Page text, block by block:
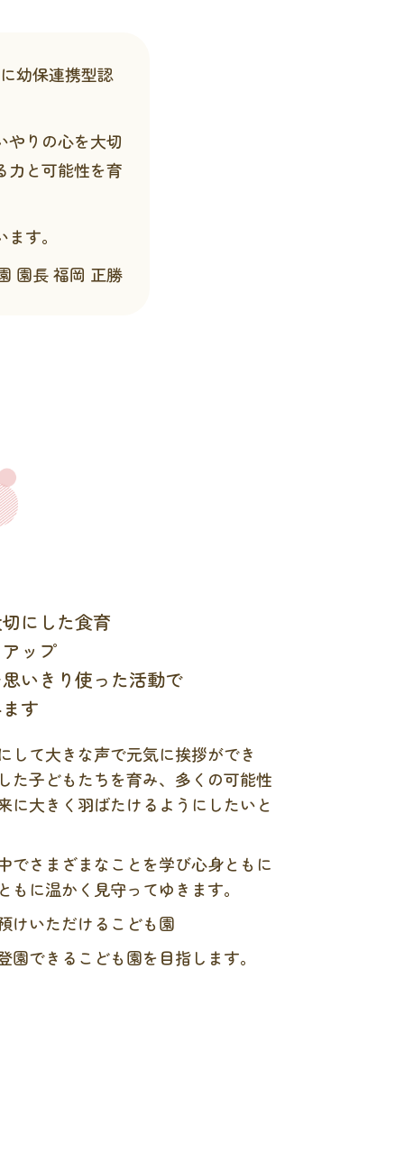
幼保連携型認
やりの心を大切
力と可能性を育
す。
園長福岡 正勝
にした食育
ップ
いきり使った活動で
す
して大きな声で元気に挨拶ができ
た子どもたちを育み、多くの可能性
に大きく羽ばたけるようにしたいと
でさまざまなことを学び心身ともに
に温かく見守ってゆきます。
けいただけるこども園
できるこども園を目指します。